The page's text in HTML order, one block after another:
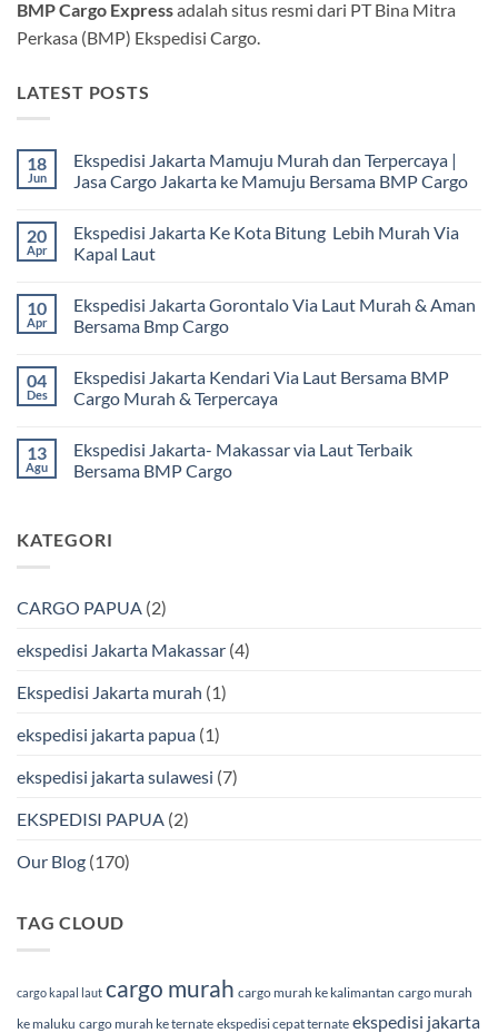
BMP Cargo Expressadalah situs resmi dari PT Bina Mitra
Perkasa (BMP) Ekspedisi Cargo.
LATEST POSTS
18
Jun
Ekspedisi Jakarta Mamuju Murah dan Terpercaya |
Jasa Cargo Jakarta ke Mamuju Bersama BMP Cargo
komentar
pada
Ekspedisi
Murah
dan
Terpercaya
Cargo
Jakarta
ke
BMP
Cargo
20
Apr
Ekspedisi Jakarta Ke Kota Bitung Lebih Murah Via
Kapal Laut
komentar
pada
Ekspedisi
Kota
Bitung
Lebih
Kapal
Laut
10
Apr
Ekspedisi Jakarta Gorontalo Via Laut Murah & Aman
Bersama Bmp Cargo
komentar
pada
Ekspedisi
Via
Laut
Murah
Bmp
Cargo
04
Des
Ekspedisi Jakarta Kendari Via Laut Bersama BMP
Cargo Murah & Terpercaya
komentar
pada
Ekspedisi
Laut
Bersama
&
13
Agu
Ekspedisi Jakarta- Makassar via Laut Terbaik
Bersama BMP Cargo
pada
Ekspedisi
Laut
BMP
KATEGORI
CARGO PAPUA (2)
ekspedisi Jakarta Makassar (4)
Ekspedisi Jakarta murah (1)
ekspedisi jakarta papua (1)
ekspedisi jakarta sulawesi (7)
EKSPEDISI PAPUA (2)
Our Blog (170)
TAG CLOUD
cargo kapal laut cargo murah cargo murah ke kalimantan cargo murah
ke maluku cargo murah ke ternate ekspedisi cepat ternate ekspedisi jakarta